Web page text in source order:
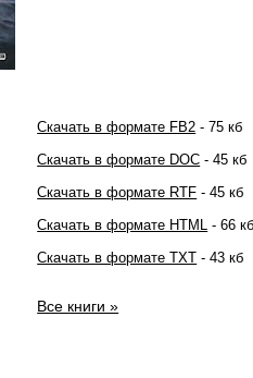
Скачать в формате FB2 - 75 кб
Скачать в формате DOC - 45 кб
Скачать в формате RTF - 45 кб
Скачать в формате HTML - 66
Скачать в формате TXT - 43 кб
Все книги »